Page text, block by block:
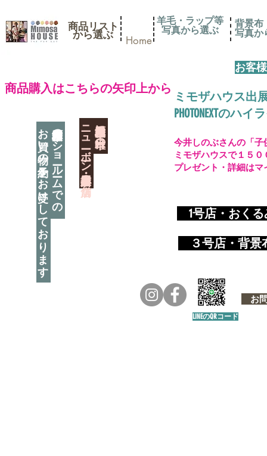
商品リスト
​から選ぶ Home
​商品購入はこちらの矢印上から
神奈川県相模原市に日本唯一の
​ニューボーン撮影用小道具店・３店舗
羊毛・ラップ等
写真から選ぶ
背景布
写真か
お客
ミモザハウス出
PHOTONEXTのハ
神奈川県相模原市のショールームでの
お買い物の予約をお受けしております 1号店・おく
​ ３号店・背
お
今井しのぶさんの「
ミモザハウスで１５
プレゼント・詳細は
LINEのQRコード